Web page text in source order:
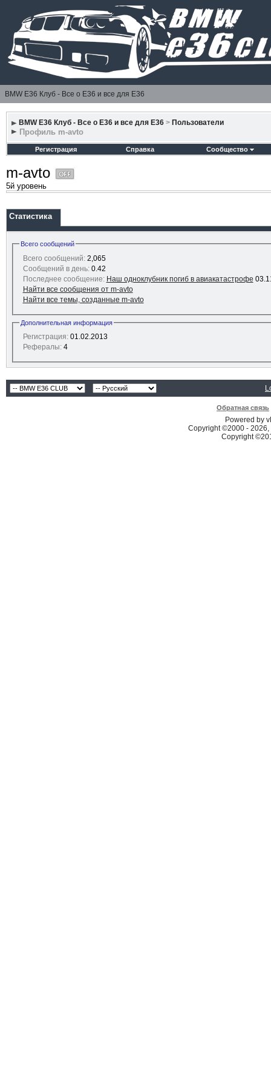
BMW E36 Клуб - Все о Е36 и все для Е36
BMW E36 Клуб - Все о Е36 и все для Е36 > Пользователи
Профиль m-avto
Регистрация Справка Сообщество
m-avto
5й уровень
Статистика
Всего сообщений
Всего сообщений:2,065
Сообщений в день:0.42
Последнее сообщение: Наш одноклубник погиб в авиакатастрофе
Найти все сообщения от m-avto
Найти все темы, созданные m-avto
Дополнительная информация
Регистрация:01.02.2013
Рефералы:4
Обратная связь
Powered by
Copyright ©2000 -
Copyright